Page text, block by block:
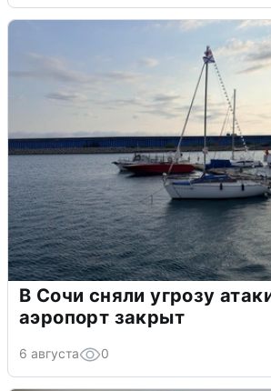
В Сочи сняли угрозу
аэропорт закрыт
6 августа 0